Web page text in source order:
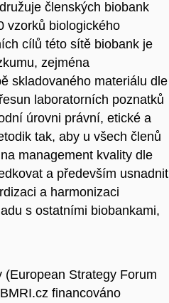
členských biobank
vzorků biologického
cílů této sítě biobank je
zejména
skladovaného materiálu dle
laboratorních poznatků
úrovni právní, etické a
tak, aby u všech členů
management kvality dle
a především usnadnit
a harmonizaci
s ostatními biobankami,
Strategy Forum
financováno